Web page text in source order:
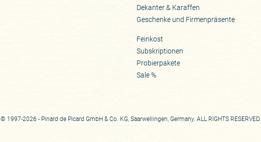
Dekanter & Karaffen
Geschenke und Firmenpräsente
Feinkost
Subskriptionen
Probierpakete
Sale %
© 1997-2026 - Pinard de Picard GmbH & Co. KG, Saarwellingen, Germany. ALL RIGHTS RESERVED.